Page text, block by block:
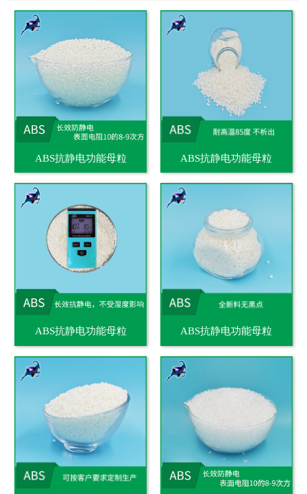
ABS抗静电功能母粒 ABS抗静电功能母粒
ABS抗静电功能母粒 ABS抗静电功能母粒